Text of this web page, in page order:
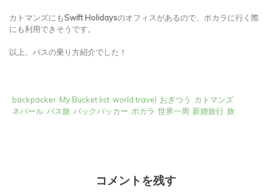
カトマンズにもSwift Holidaysのオフィスがあるので、ポカラに行く際
にも利用できそうです。
以上、バスの乗り方紹介でした！
backpacker My Bucket list world travel おぎつう
カトマンズ
ネパール バス旅 バックパッカー ポカラ 世界一周 新婚旅行 旅
コメントを残す